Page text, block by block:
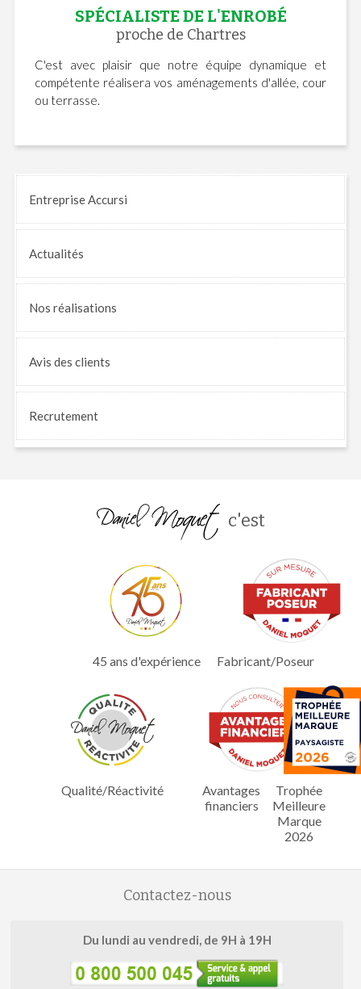
SPÉCIALISTE DE L'ENROBÉ
proche de Chartres
C'est avec plaisir que notre équipe dynamique et
compétente réalisera vos aménagements d'allée, cour
ou terrasse.
Entreprise Accursi
Actualités
Nos réalisations
Avis des clients
Recrutement
c'est
45 ans d'expérience Fabricant/Poseur
Qualité/Réactivité
Avantages
financiers
Trophée
Meilleure
Marque
2026
Contactez-nous
Du lundi au vendredi, de 9H à 19H